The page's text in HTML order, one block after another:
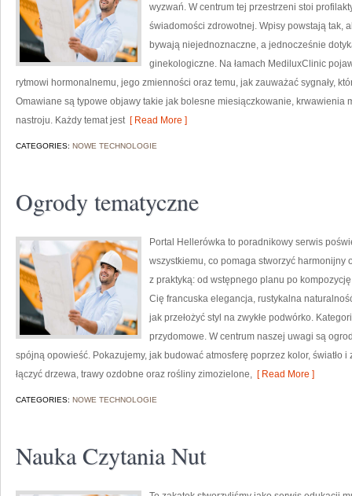
wyzwań. W centrum tej przestrzeni stoi
świadomości zdrowotnej. Wpisy powstają tak,
bywają niejednoznaczne, a jednocześnie
ginekologiczne. Na łamach MediluxClinic
rytmowi hormonalnemu, jego zmienności oraz temu, jak zauważać sygnały,
Omawiane są typowe objawy takie jak bolesne miesiączkowanie, krwawienia
nastroju. Każdy temat jest[ Read More ]
CATEGORIES: NOWE TECHNOLOGIE
Ogrody tematyczne
Portal Hellerówka to poradnikowy serwis
wszystkiemu, co pomaga stworzyć harmonijny
z praktyką: od wstępnego planu po
Cię francuska elegancja, rustykalna
jak przełożyć styl na zwykłe podwórko.
przydomowe. W centrum naszej uwagi są
spójną opowieść. Pokazujemy, jak budować atmosferę poprzez kolor, światło
łączyć drzewa, trawy ozdobne oraz rośliny zimozielone, [ Read More ]
CATEGORIES: NOWE TECHNOLOGIE
Nauka Czytania Nut